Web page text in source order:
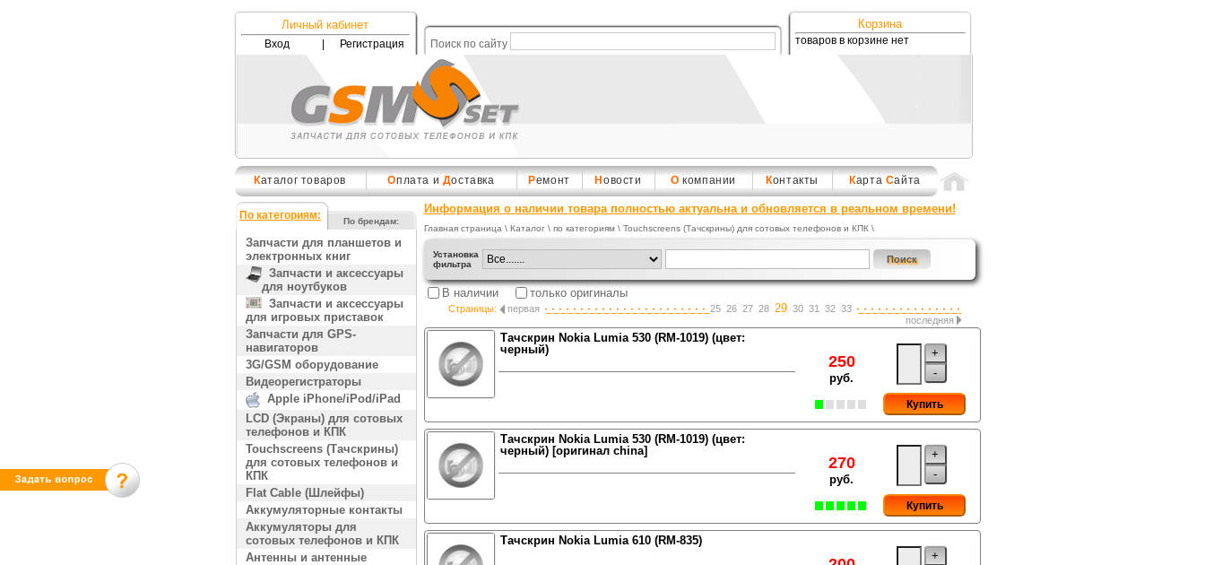
Личный кабинет
Вход Регистрация Поиск по сайту
Корзина
товаров в корзине нет
Каталог товаров Оплата и Доставка Ремонт Н овости О компании Контакты Карта Сайта
По категориям: По брендам:
Запчасти для планшетов и
электронных книг
Запчасти и аксессуары
для ноутбуков
Запчасти и аксессуары
для игровых приставок
Запчасти для GPS-
навигаторов
3G/GSM оборудование
Видеорегистраторы
Apple iPhone/iPod/iPad
LCD (Экраны) для сотовых
телефонов и КПК
Touchscreens (Тачскрины)
для сотовых телефонов и
КПК
Flat Cable (Шлейфы)
Аккумуляторные контакты
Аккумуляторы для
сотовых телефонов и КПК
Антенны и антенные
Информация о наличии товара полностью актуальна и обновляется в реальном времени!
Главная страница \ Каталог\ по категориям \ Touchscreens (Тачскрины) для сотовых телефонов и КПК\
Установка
фильтра
В наличии только оригиналы
Страницы: первая 25 26 27 28 29 30 31 32 33
последняя
Тачскрин Nokia Lumia 530 (RM-1019) (цвет:
черный)
250
руб.
+
-
Купить
Тачскрин Nokia Lumia 530 (RM-1019) (цвет:
черный) [оригинал china]
270
руб.
+
-
Купить
Тачскрин Nokia Lumia 610 (RM-835)
+